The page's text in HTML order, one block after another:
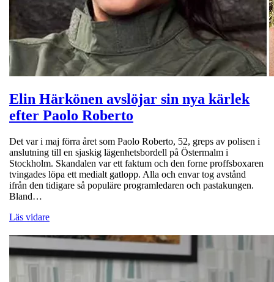
Elin Härkönen avslöjar sin nya kärlek
efter Paolo Roberto
Det var i maj förra året som Paolo Roberto, 52, greps av polisen i
anslutning till en sjaskig lägenhetsbordell på Östermalm i
Stockholm. Skandalen var ett faktum och den forne proffsboxaren
tvingades löpa ett medialt gatlopp. Alla och envar tog avstånd
ifrån den tidigare så populäre programledaren och pastakungen.
Bland…
Läs vidare